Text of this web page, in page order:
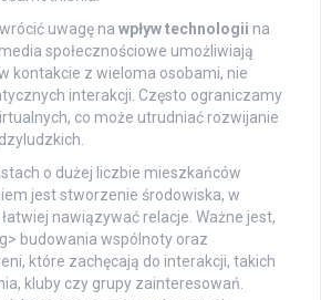
uwagę na wpływ technologii na
społecznościowe umożliwiają
kontakcie z wieloma osobami, nie
interakcji. Często ograniczamy
co może utrudniać rozwijanie
o dużej liczbie mieszkańców
jest stworzenie środowiska, w
nawiązywać relacje. Ważne jest,
budowania wspólnoty oraz
które zachęcają do interakcji, takich
kluby czy grupy zainteresowań.